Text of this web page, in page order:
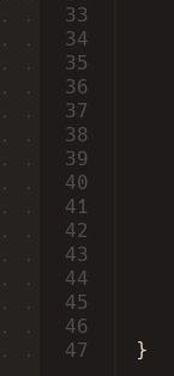
33
34
35
36
37
38
39
40
41
42
43
44
45
46
47
}